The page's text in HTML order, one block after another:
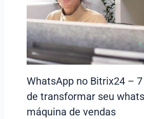
WhatsApp no Bitrix24 –
de transformar seu
máquina de vendas